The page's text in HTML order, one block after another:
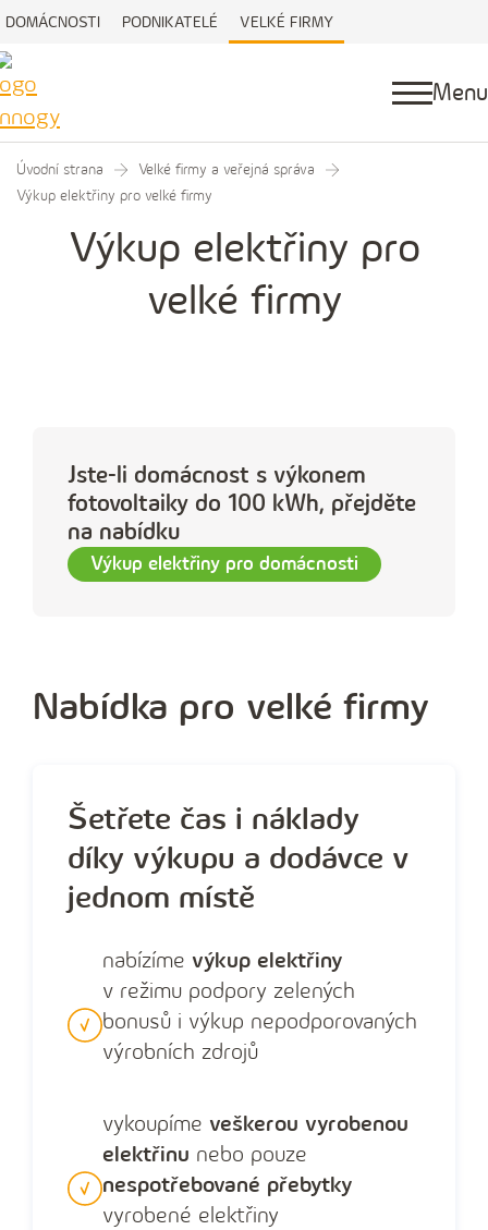
DOMÁCNOSTI PODNIKATELÉ VELKÉ FIRMY
Menu
Úvodní strana
Velké firmy a veřejná správa
Výkup elektřiny pro velké firmy
Výkup elektřiny pro
velké firmy
Jste-li domácnost s výkonem
fotovoltaiky do 100 kWh, přejděte
na nabídku
Výkup elektřiny pro domácnosti
Nabídka pro velké firmy
Šetřete čas i náklady
díky výkupu a dodávce v
jednom místě
nabízíme výkup elektřiny
v režimu podpory zelených
bonusů i výkup nepodporovaných
výrobních zdrojů
vykoupíme veškerou vyrobenou
elektřinu nebo pouze
nespotřebované přebytky
vyrobené elektřiny